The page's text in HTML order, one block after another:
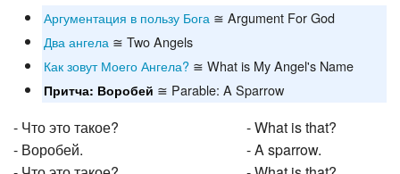
Аргументация в пользу Бога ≅ Argument For God
Два ангела ≅ Two Angels
Как зовут Моего Ангела? ≅ What is My Angel's Name
Притча: Воробей ≅ Parable: A Sparrow
- Что это такое?
- Воробей.
- What is that?
- A sparrow.